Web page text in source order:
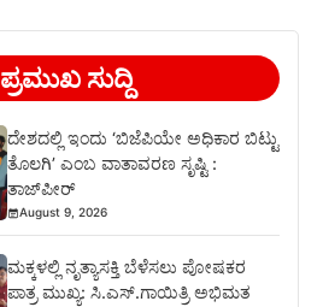
ಪ್ರಮುಖ ಸುದ್ದಿ
ದೇಶದಲ್ಲಿ ಇಂದು ‘ಬಿಜೆಪಿಯೇ ಅಧಿಕಾರ ಬಿಟ್ಟು
ತೊಲಗಿ’ ಎಂಬ ವಾತಾವರಣ ಸೃಷ್ಟಿ :
ತಾಜ್‌ಪೀರ್
August 9, 2026
ಮಕ್ಕಳಲ್ಲಿ ನೃತ್ಯಾಸಕ್ತಿ ಬೆಳೆಸಲು ಪೋಷಕರ
ಪಾತ್ರ ಮುಖ್ಯ: ಸಿ.ಎಸ್.ಗಾಯಿತ್ರಿ ಅಭಿಮತ